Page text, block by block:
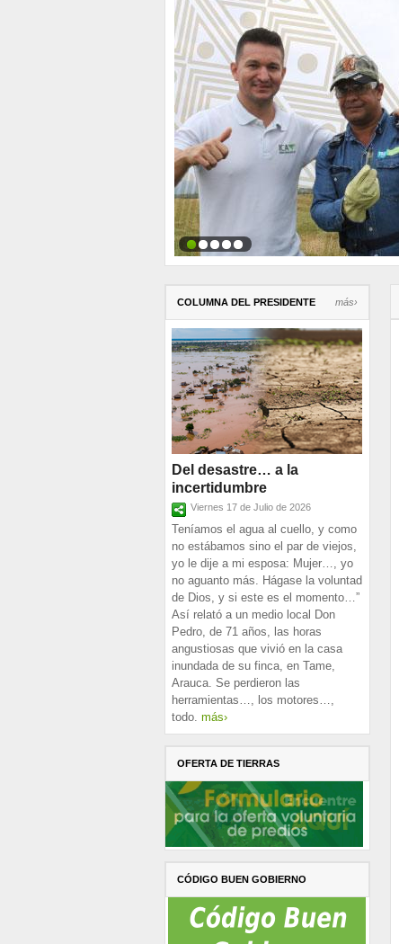
COLUMNA DEL PRESIDENTE más›
Del desastre… a la
incertidumbre
Viernes 17 de Julio de 2026
Teníamos el agua al cuello, y como
no estábamos sino el par de viejos,
yo le dije a mi esposa: Mujer…, yo
no aguanto más. Hágase la voluntad
de Dios, y si este es el momento…”
Así relató a un medio local Don
Pedro, de 71 años, las horas
angustiosas que vivió en la casa
inundada de su finca, en Tame,
Arauca. Se perdieron las
herramientas…, los motores…,
todo. más›
OFERTA DE TIERRAS
CÓDIGO BUEN GOBIERNO